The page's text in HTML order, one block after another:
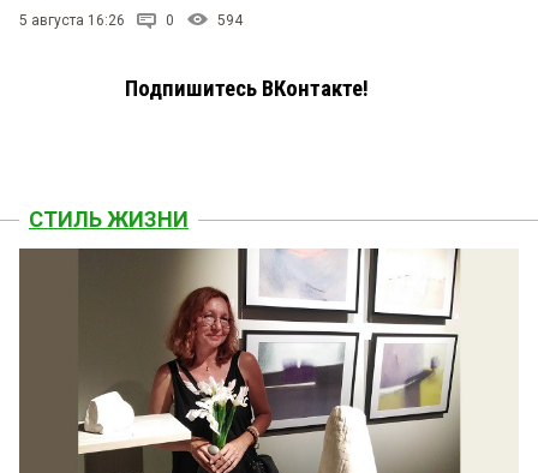
5 августа 16:26 0 594
Подпишитесь ВКонтакте!
СТИЛЬ ЖИЗНИ